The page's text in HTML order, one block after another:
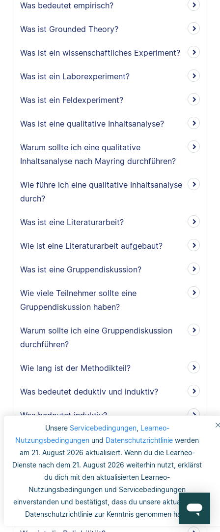
Unsere Servicebedingungen, Learneo-
Nutzungsbedingungen und Datenschutzrichtlinie werden
am 21. August 2026 aktualisiert. Wenn du die Learneo-
Dienste nach dem 21. August 2026 weiterhin nutzt, erklärst
du dich mit den aktualisierten Learneo-
Nutzungsbedingungen und Servicebedingungen
einverstanden und bestätigst, dass du unsere aktualisierte
Datenschutzrichtlinie zur Kenntnis genommen hast.
Was bedeutet empirisch?
Was ist Grounded Theory?
Was ist ein wissenschaftliches Experiment?
Was ist ein Laborexperiment?
Was ist ein Feldexperiment?
Was ist eine qualitative Inhaltsanalyse?
Warum sollte ich eine qualitative
Inhaltsanalyse nach Mayring durchführen?
Wie führe ich eine qualitative Inhaltsanalyse
durch?
Was ist eine Literaturarbeit?
Wie ist eine Literaturarbeit aufgebaut?
Was ist eine Gruppendiskussion?
Wie viele Teilnehmer sollte eine
Gruppendiskussion haben?
Warum sollte ich eine Gruppendiskussion
durchführen?
Wie lang ist der Methodikteil?
Was bedeutet deduktiv und induktiv?
Was bedeutet induktiv?
Was bedeutet deduktiv?
Was ist Validität?
Was ist interne Validität?
Was versteht man unter Validität?